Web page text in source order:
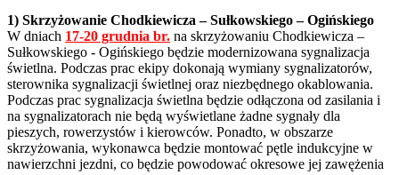
1) Skrzyżowanie Chodkiewicza – Sułkowskiego – Ogińskiego
W dniach 17-20 grudnia br. na skrzyżowaniu Chodkiewicza –
Sułkowskiego - Ogińskiego będzie modernizowana sygnalizacja
świetlna. Podczas prac ekipy dokonają wymiany sygnalizatorów,
sterownika sygnalizacji świetlnej oraz niezbędnego okablowania.
Podczas prac sygnalizacja świetlna będzie odłączona od zasilania i
na sygnalizatorach nie będą wyświetlane żadne sygnały dla
pieszych, rowerzystów i kierowców. Ponadto, w obszarze
skrzyżowania, wykonawca będzie montować pętle indukcyjne w
nawierzchni jezdni, co będzie powodować okresowe jej zawężenia